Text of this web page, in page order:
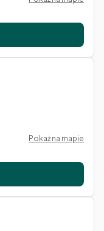
Pokaż na mapie